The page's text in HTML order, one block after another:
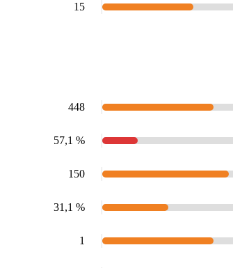
15
448
57,1 %
150
31,1 %
1